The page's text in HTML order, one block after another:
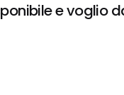
e voglio